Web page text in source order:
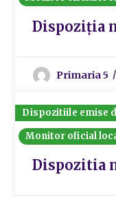
Dispoziția
Primaria 5
Dispozitiile emise
Monitor oficial
Dispozitia